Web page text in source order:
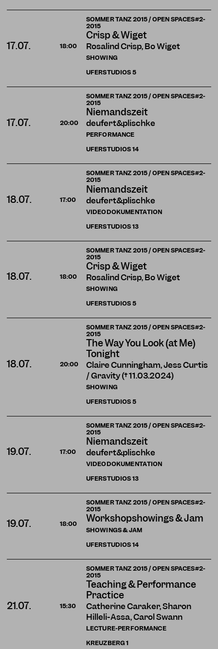
SOMMER TANZ 2015 / OPEN SPACES#2-
2015
Crisp & Wiget
Rosalind Crisp, Bo Wiget
SHOWING
17.07. 18:00
UFERSTUDIOS5
SOMMER TANZ 2015 / OPEN SPACES#2-
2015
Niemandszeit
deufert&plischke
PERFORMANCE
17.07. 20:00
UFERSTUDIOS14
SOMMER TANZ 2015 / OPEN SPACES#2-
2015
Niemandszeit
deufert&plischke
VIDEODOKUMENTATION
18.07. 17:00
UFERSTUDIOS13
SOMMER TANZ 2015 / OPEN SPACES#2-
2015
Crisp & Wiget
Rosalind Crisp, Bo Wiget
SHOWING
18.07. 18:00
UFERSTUDIOS5
SOMMER TANZ 2015 / OPEN SPACES#2-
2015
The Way You Look (at Me)
Tonight
Claire Cunningham, Jess Curtis
/ Gravity († 11.03.2024)
SHOWING
18.07. 20:00
UFERSTUDIOS5
SOMMER TANZ 2015 / OPEN SPACES#2-
2015
Niemandszeit
deufert&plischke
VIDEODOKUMENTATION
19.07. 17:00
UFERSTUDIOS13
SOMMER TANZ 2015 / OPEN SPACES#2-
2015
Workshopshowings & Jam
SHOWINGS & JAM
19.07. 18:00
UFERSTUDIOS14
SOMMER TANZ 2015 / OPEN SPACES#2-
2015
Teaching & Performance
Practice
Catherine Caraker, Sharon
Hilleli-Assa, Carol Swann
LECTURE-PERFORMANCE
21.07. 15:30
KREUZBERG1